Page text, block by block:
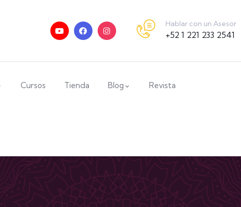
Hablar con un Asesor
+52 1 221 233 2541
Cursos Tienda Blog Revista